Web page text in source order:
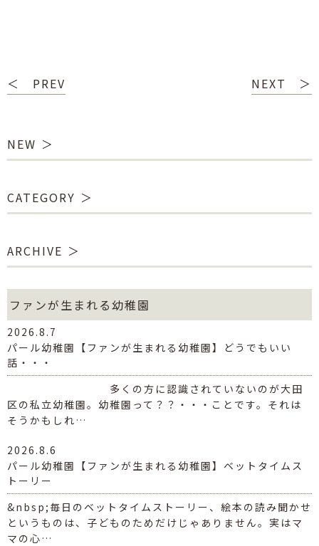
＜ PREV NEXT ＞
NEW
CATEGORY
ARCHIVE
ファンが生まれる幼稚園
2026.8.7
パール幼稚園【ファンが生まれる幼稚園】どうでもいい
話・・・
多くの方に認識されていないのが大田
区の私立幼稚園。幼稚園って？？・・・ことです。それは
そうかもしれ…
2026.8.6
パール幼稚園【ファンが生まれる幼稚園】ベットタイムス
トーリー
&nbsp;毎日のベットタイムストーリー、絵本の読み聞かせ
というものは、子どものためだけじゃありません。実はマ
マの心…